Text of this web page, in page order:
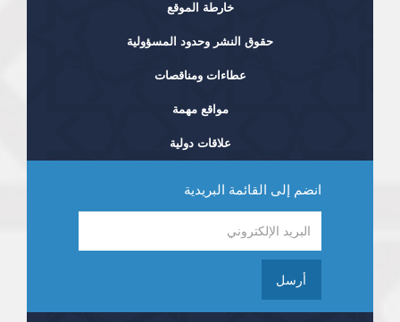
خارطة الموقع
حقوق النشر وحدود المسؤولية
عطاءات ومناقصات
مواقع مهمة
علاقات دولية
انضم إلى القائمة البريدية
أرسل